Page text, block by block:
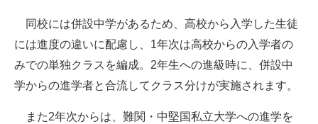
同校には併設中学があるため、高校から入学した生徒
には進度の違いに配慮し、1年次は高校からの入学者の
みでの単独クラスを編成。2年生への進級時に、併設中
学からの進学者と合流してクラス分けが実施されます。
また2年次からは、難関・中堅国私立大学への進学を